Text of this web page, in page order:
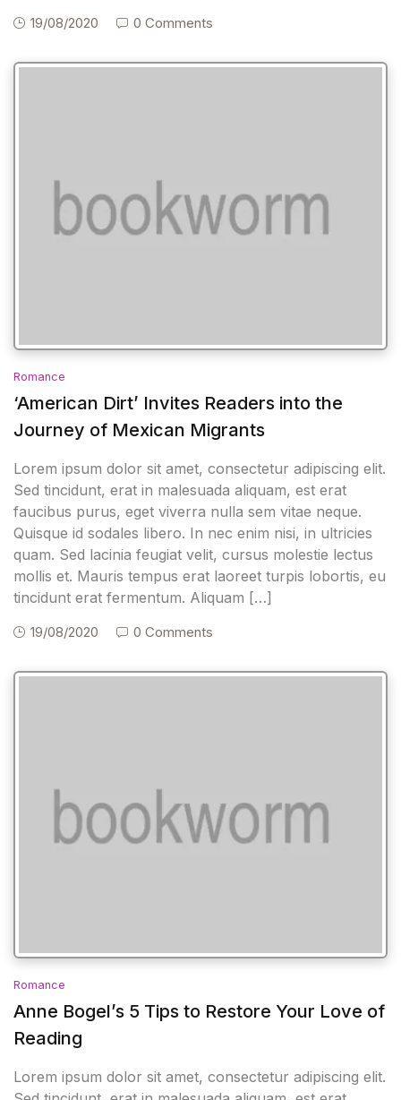
19/08/2020 0 Comments
Romance
‘American Dirt’ Invites Readers into the
Journey of Mexican Migrants
Lorem ipsum dolor sit amet, consectetur adipiscing elit.
Sed tincidunt, erat in malesuada aliquam, est erat
faucibus purus, eget viverra nulla sem vitae neque.
Quisque id sodales libero. In nec enim nisi, in ultricies
quam. Sed lacinia feugiat velit, cursus molestie lectus
mollis et. Mauris tempus erat laoreet turpis lobortis, eu
tincidunt erat fermentum. Aliquam […]
19/08/2020 0 Comments
Romance
Anne Bogel’s 5 Tips to Restore Your Love of
Reading
Lorem ipsum dolor sit amet, consectetur adipiscing elit.